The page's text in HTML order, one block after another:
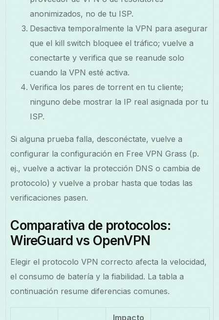
anonimizados, no de tu ISP.
Desactiva temporalmente la VPN para asegurar
que el kill switch bloquee el tráfico; vuelve a
conectarte y verifica que se reanude solo
cuando la VPN esté activa.
Verifica los pares de torrent en tu cliente;
ninguno debe mostrar la IP real asignada por tu
ISP.
Si alguna prueba falla, desconéctate, vuelve a
configurar la configuración en Free VPN Grass (p.
ej., vuelve a activar la protección DNS o cambia de
protocolo) y vuelve a probar hasta que todas las
verificaciones pasen.
Comparativa de protocolos:
WireGuard vs OpenVPN
Elegir el protocolo VPN correcto afecta la velocidad,
el consumo de batería y la fiabilidad. La tabla a
continuación resume diferencias comunes.
Impacto